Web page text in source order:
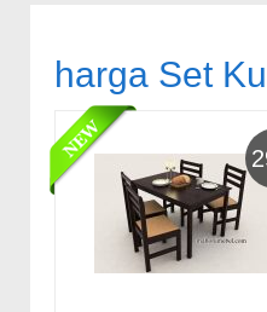
harga Set